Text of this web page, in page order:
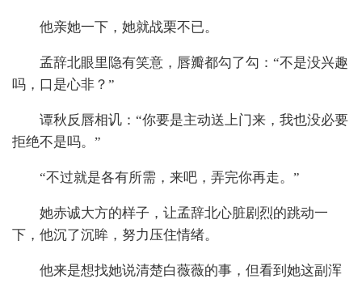
他亲她一下，她就战栗不已。
孟辞北眼里隐有笑意，唇瓣都勾了勾：“不是没兴趣
吗，口是心非？”
谭秋反唇相讥：“你要是主动送上门来，我也没必要
拒绝不是吗。”
“不过就是各有所需，来吧，弄完你再走。”
她赤诚大方的样子，让孟辞北心脏剧烈的跳动一
下，他沉了沉眸，努力压住情绪。
他来是想找她说清楚白薇薇的事，但看到她这副浑